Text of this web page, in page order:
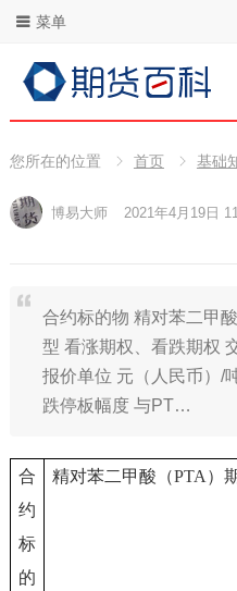
菜单
您所在的位置 首页 基础
博易大师 2021年4月19日
合约标的物 精对苯二甲
型 看涨期权、看跌期权
报价单位 元（人民币）/
跌停板幅度 与PT…
合
约
标
的
精对苯二甲酸（PTA）